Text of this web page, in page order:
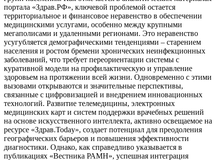
портала «Здрав.РФ», ключевой проблемой остается
территориальное и финансовое неравенство в обеспечении
медицинскими услугами, особенно между крупными
мегаполисами и удаленными регионами. Это неравенство
усугубляется демографическими тенденциями – старением
населения и ростом бремени хронических неинфекционных
заболеваний, что требует переориентации системы с
куративной модели на профилактическую и управление
здоровьем на протяжении всей жизни. Одновременно с этими
вызовами открываются и значительные перспективы,
связанные с цифровизацией и внедрением инновационных
технологий. Развитие телемедицины, электронных
медицинских карт и систем поддержки врачебных решений
на основе искусственного интеллекта, активно освещаемое на
ресурсе «Здрав.Today», создает потенциал для преодоления
географических барьеров и повышения эффективности
диагностики. Однако, как справедливо указывается в
публикациях «Вестника РАМН», успешная интеграция